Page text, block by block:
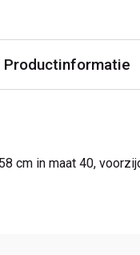
Productinformatie
cm in maat 40,